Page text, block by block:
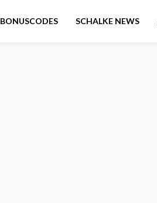
BONUSCODES SCHALKE NEWS